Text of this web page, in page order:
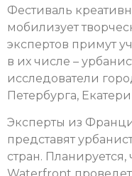
Фестиваль
мобилизует
экспертов примут
в их числе –
исследователи
Петербурга,
Эксперты из
представят
стран.